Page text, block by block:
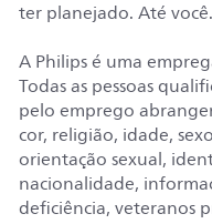
ter planejado. Até você.
A Philips é uma
Todas as pessoas
pelo emprego
cor, religião, idade,
orientação sexual,
nacionalidade,
deficiência, veteranos